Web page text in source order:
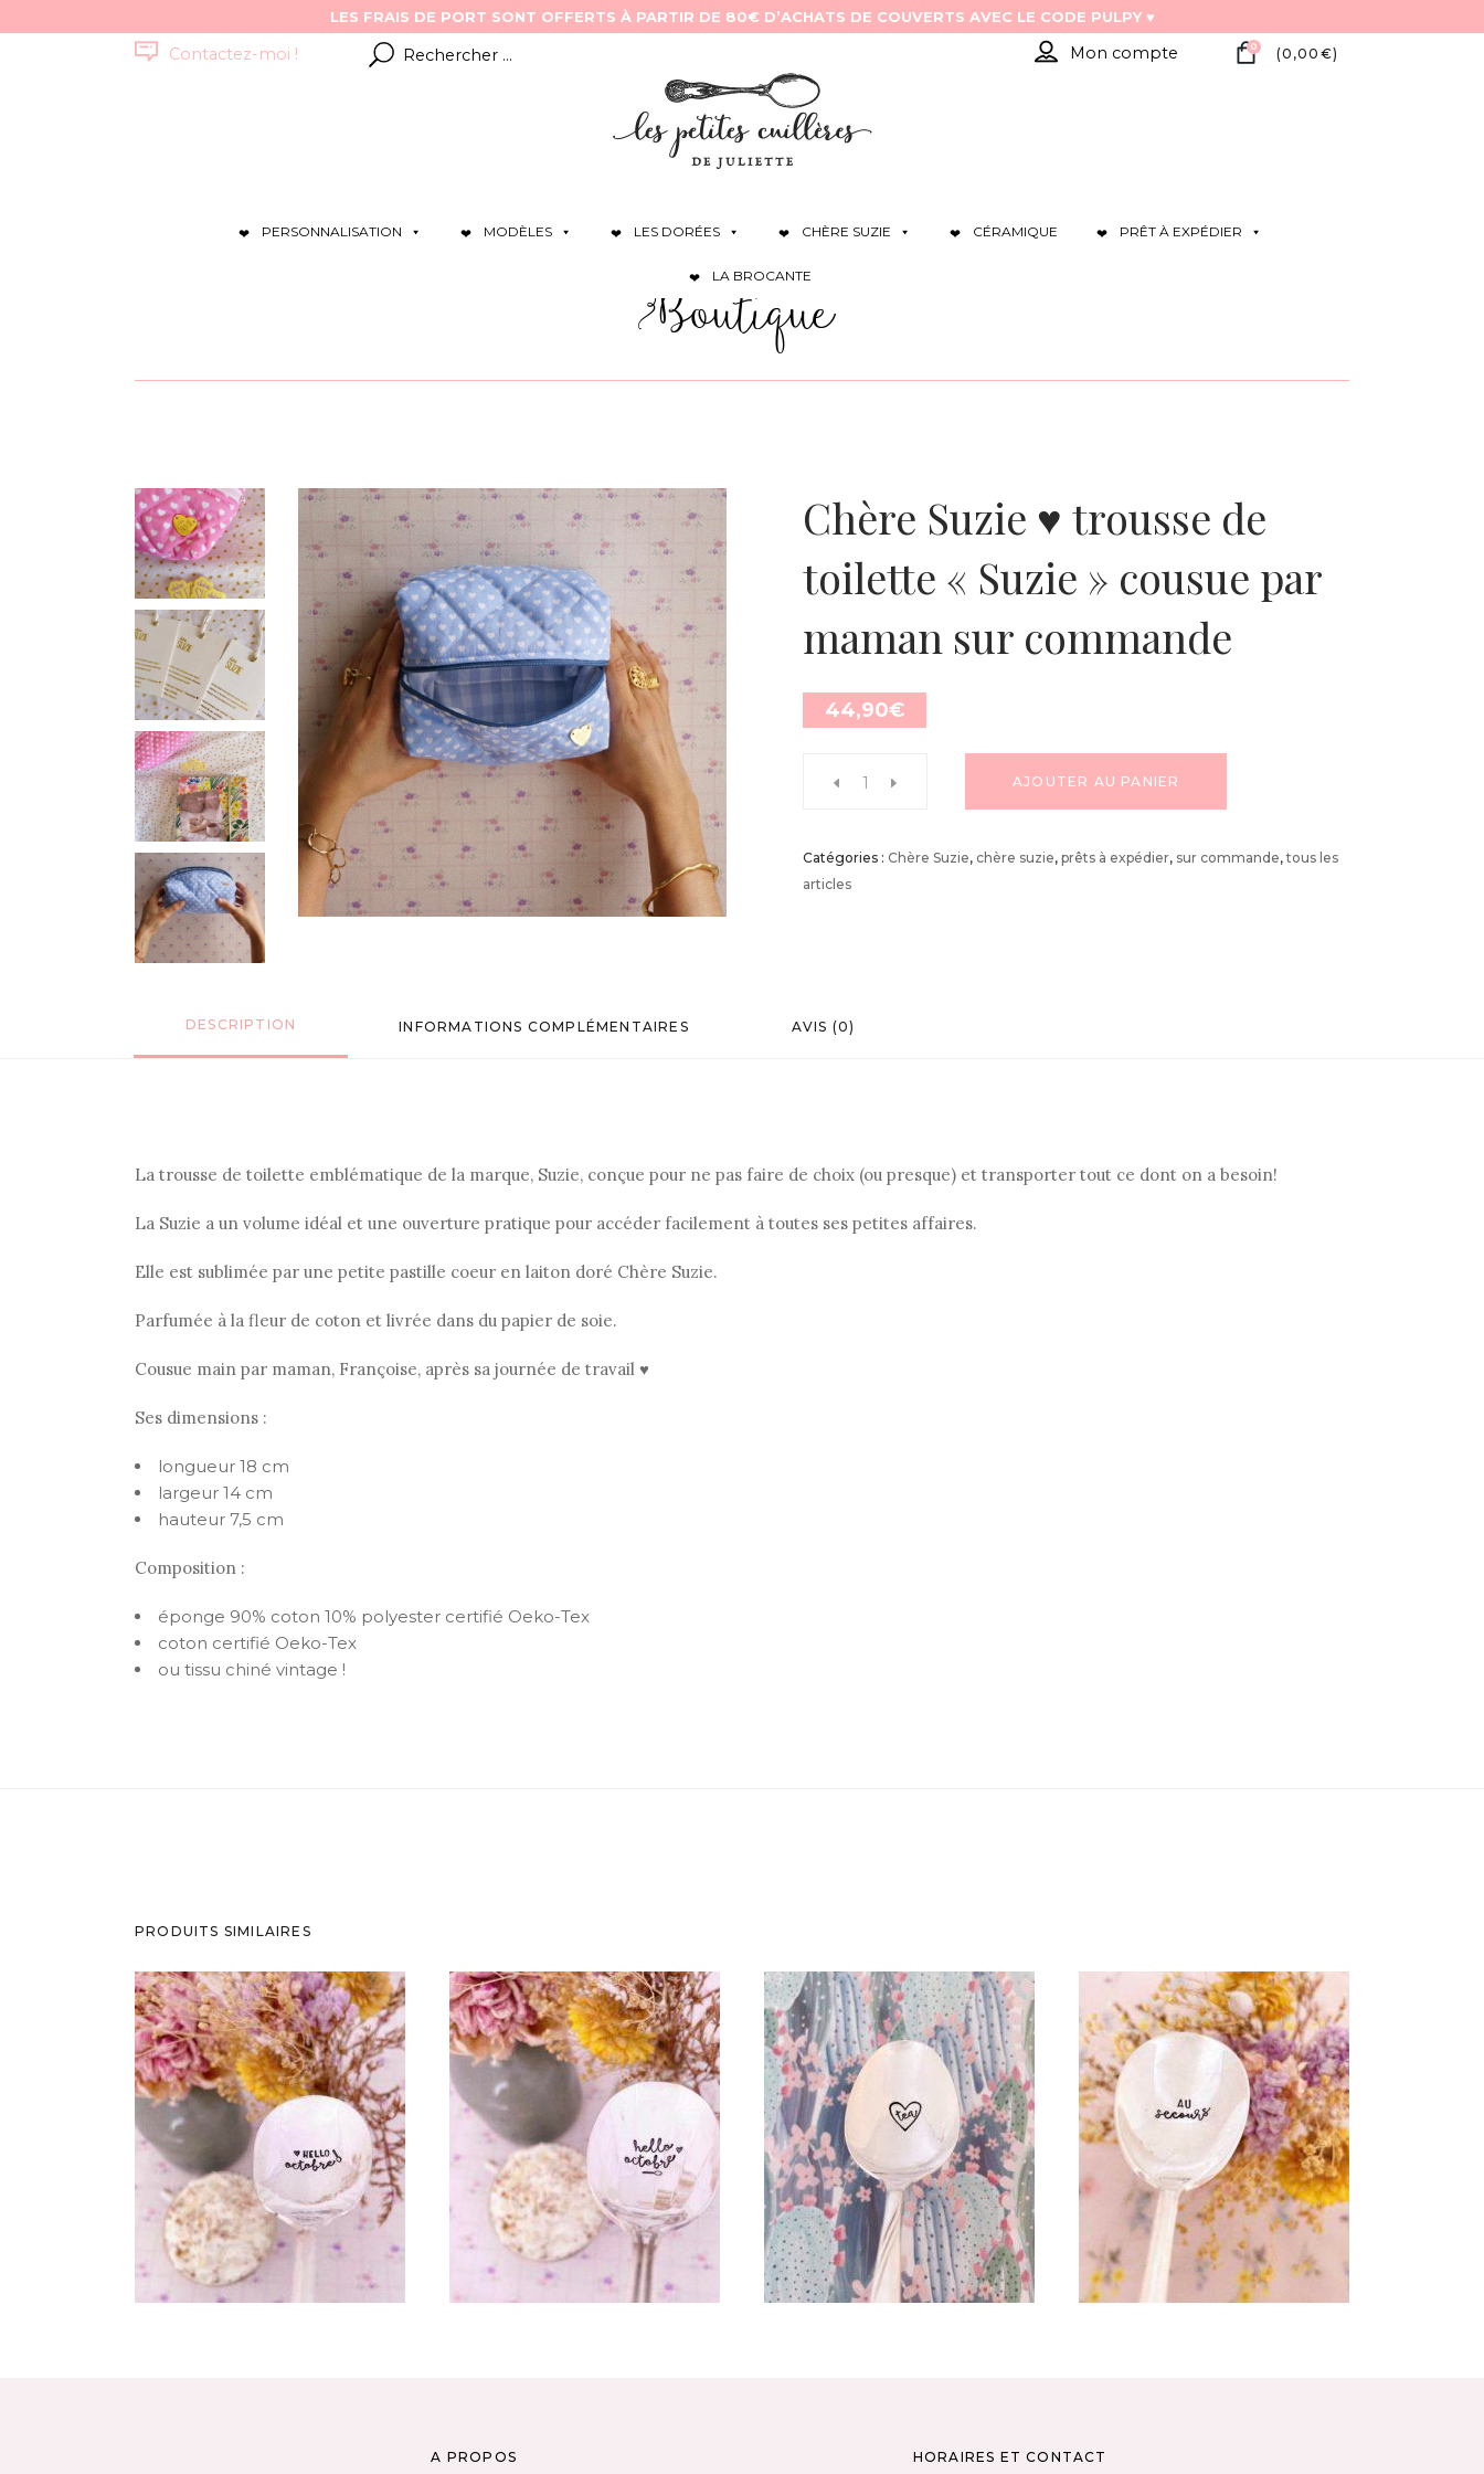
Contactez-moi !
Résultats
pour
Mon compte 0 (0,00 €)
PERSONNALISATION MODÈLES LES DORÉES CHÈRE SUZIE CÉRAMIQUE PRÊT À EXPÉDIER
LA BROCANTE
Boutique
Chère Suzie ♥ trousse de
toilette « Suzie » cousue par
maman sur commande
44,90€
AJOUTER AU PANIER
Catégories : Chère Suzie, chère suzie, prêts à expédier, sur commande,tous les
articles
DESCRIPTION INFORMATIONS COMPLÉMENTAIRES AVIS (0)
La trousse de toilette emblématique de la marque, Suzie, conçue pour ne pas faire de choix (ou presque) et transporter tout ce dont on a besoin!
La Suzie a un volume idéal et une ouverture pratique pour accéder facilement à toutes ses petites affaires.
Elle est sublimée par une petite pastille coeur en laiton doré Chère Suzie.
Parfumée à la fleur de coton et livrée dans du papier de soie.
Cousue main par maman, Françoise, après sa journée de travail ♥
Ses dimensions :
longueur 18 cm
largeur 14 cm
hauteur 7,5 cm
Composition :
éponge 90% coton 10% polyester certifié Oeko-Tex
coton certifié Oeko-Tex
ou tissu chiné vintage !
PRODUITS SIMILAIRES
CUILLÈRE ATYPIQUE GRAVÉE
VINTAGE : HELLO OCTOBRE
35,00
AJOUTER AU PANIER
CUILLÈRE ATYPIQUE GRAVÉE
VINTAGE : HELLO OCTOBRE
35,00
AJOUTER AU PANIER
CUILLÈRE ATYPIQUE GRAVÉE
VINTAGE : TEA
35,00€
AJOUTER AU PANIER
CUILLÈRE ATYPIQUE GRAVÉE
VINTAGE : AU SECOURS
35,00
AJOUTER AU PANIER
A PROPOS HORAIRES ET CONTACT